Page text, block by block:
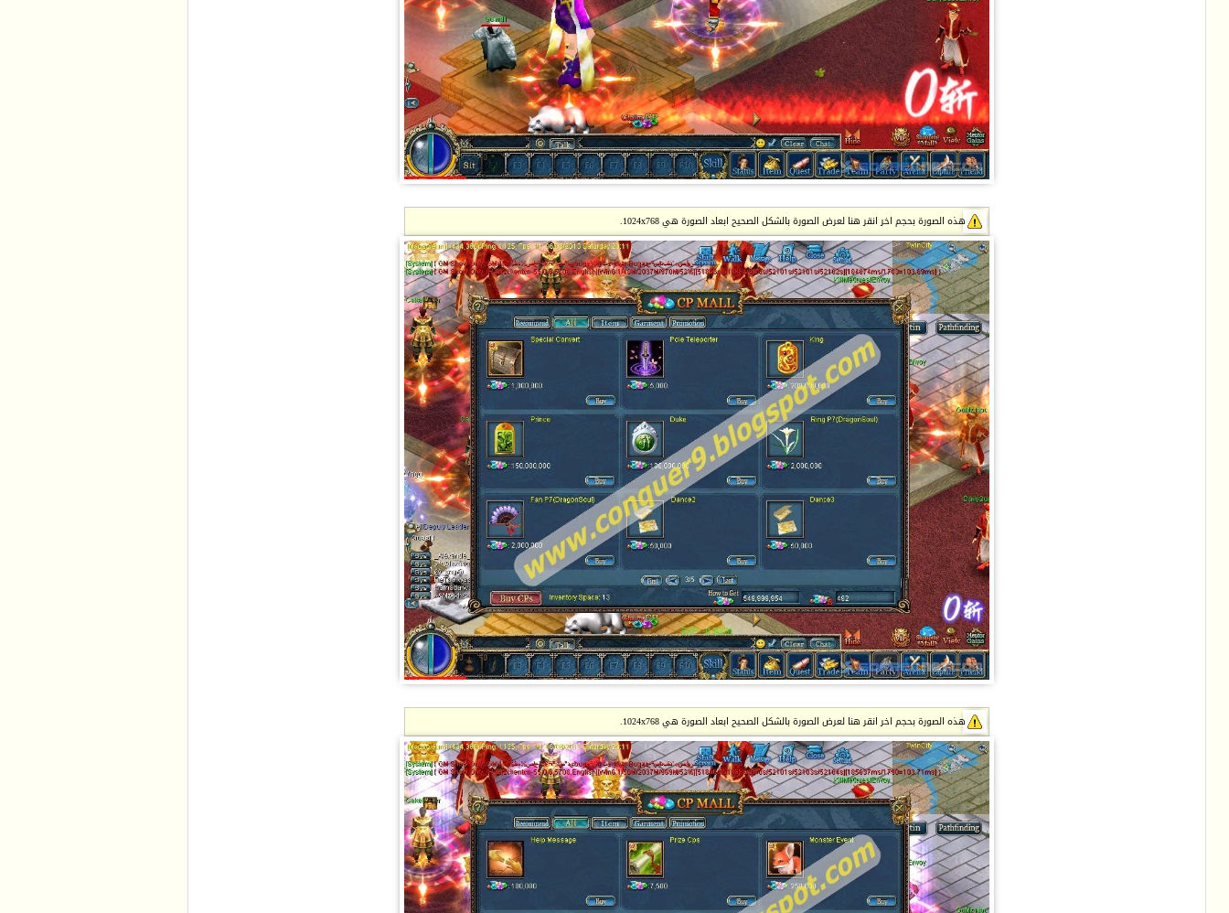
هذه الصورة بحجم اخر انقر هنا لعرض الصورة بالشكل الصحيح ابعاد الصورة هي 1024x768.
هذه الصورة بحجم اخر انقر هنا لعرض الصورة بالشكل الصحيح ابعاد الصورة هي 1024x768.